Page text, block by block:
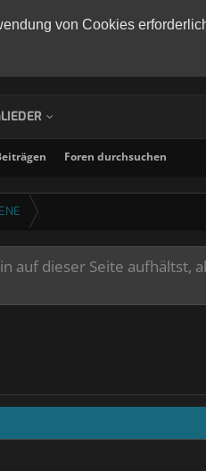
von Cookies
Foren durchsuchen
auf dieser Seite aufhältst,